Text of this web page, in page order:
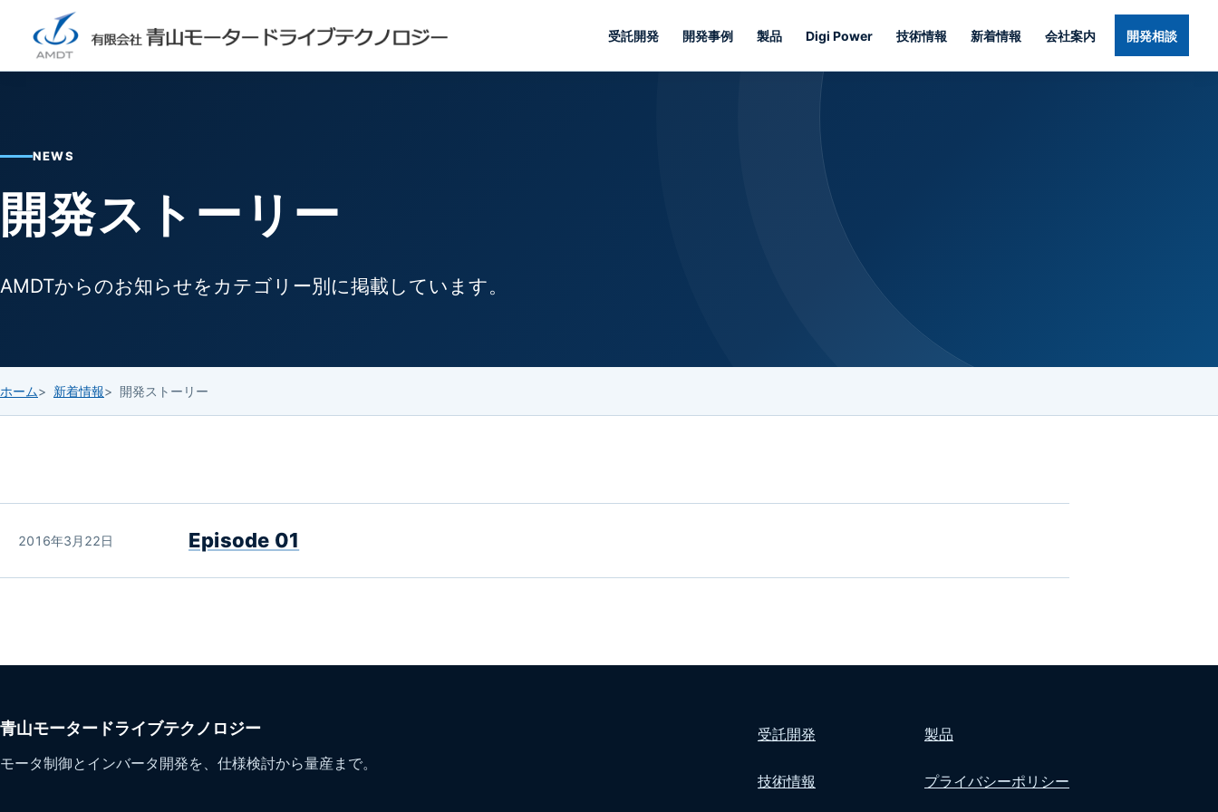
受託開発 開発事例 製品 Digi Power 技術情報 新着情報 会社案内 開発相談
NEWS
開発ストーリー
AMDTからのお知らせをカテゴリー別に掲載しています。
ホーム 新着情報 開発ストーリー
2016年3月22日 Episode 01
青山モータードライブテクノロジー
モータ制御とインバータ開発を、仕様検討から量産まで。
受託開発 製品
技術情報 プライバシーポリシー